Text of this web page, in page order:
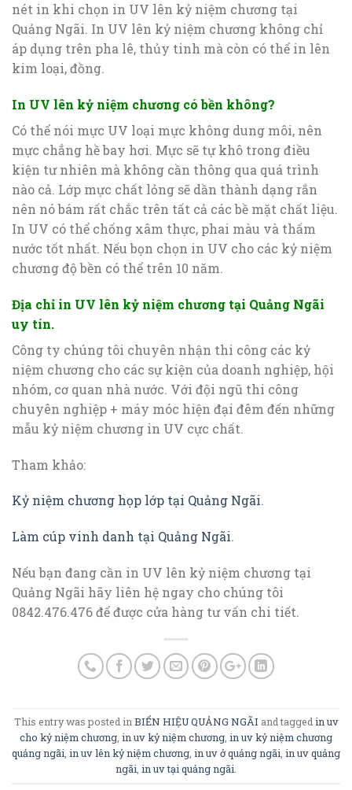
nét in khi chọn in UV lên kỷ niệm chương tại
Quảng Ngãi. In UV lên kỷ niệm chương không chỉ
áp dụng trên pha lê, thủy tinh mà còn có thể in lên
kim loại, đồng.
In UV lên kỷ niệm chương có bền không?
Có thể nói mực UV loại mực không dung môi, nên
mực chẳng hề bay hơi. Mực sẽ tự khô trong điều
kiện tư nhiên mà không cần thông qua quá trình
nào cả. Lớp mực chất lỏng sẽ dần thành dạng rắn
nên nó bám rất chắc trên tất cả các bề mặt chất liệu.
In UV có thể chống xâm thực, phai màu và thấm
nước tốt nhất. Nếu bọn chọn in UV cho các kỷ niệm
chương độ bền có thể trên 10 năm.
Địa chỉ in UV lên kỷ niệm chương tại Quảng Ngãi
uy tín.
Công ty chúng tôi chuyên nhận thi công các kỷ
niệm chương cho các sự kiện của doanh nghiệp, hội
nhóm, cơ quan nhà nước. Với đội ngũ thi công
chuyên nghiệp + máy móc hiện đại đêm đến những
mẫu kỷ niệm chương in UV cực chất.
Tham khảo:
Kỷ niệm chương họp lớp tại Quảng Ngãi.
Làm cúp vinh danh tại Quảng Ngãi.
Nếu bạn đang cần in UV lên kỷ niệm chương tại
Quảng Ngãi hãy liên hệ ngay cho chúng tôi
0842.476.476 để được cửa hàng tư vấn chi tiết.
This entry was posted inBIỂN HIỆU QUẢNG NGÃI and taggedin uv
cho kỷ niệm chương, in uv kỷ niệm chương, in uv kỷ niệm chương
quảng ngãi, in uv lên kỷ niệm chương, in uv ở quảng ngãi, in uv quảng
ngãi, in uv tại quảng ngãi.